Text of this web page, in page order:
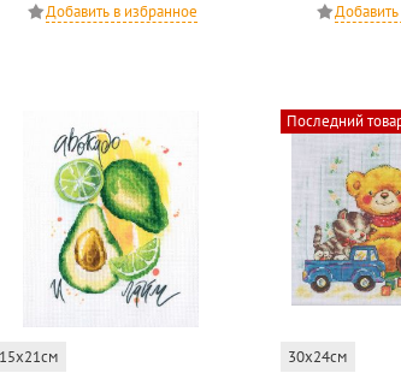
15x21см
Последний
30x24см